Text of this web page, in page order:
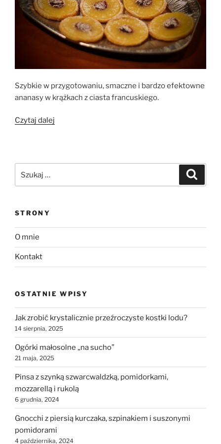
Szybkie w przygotowaniu, smaczne i bardzo efektowne
ananasy w krążkach z ciasta francuskiego.
Czytaj dalej
STRONY
O mnie
Kontakt
OSTATNIE WPISY
Jak zrobić krystalicznie przeźroczyste kostki lodu?
14 sierpnia, 2025
Ogórki małosolne „na sucho”
21 maja, 2025
Pinsa z szynką szwarcwaldzką, pomidorkami,
mozzarellą i rukolą
6 grudnia, 2024
Gnocchi z piersią kurczaka, szpinakiem i suszonymi
pomidorami
4 października, 2024